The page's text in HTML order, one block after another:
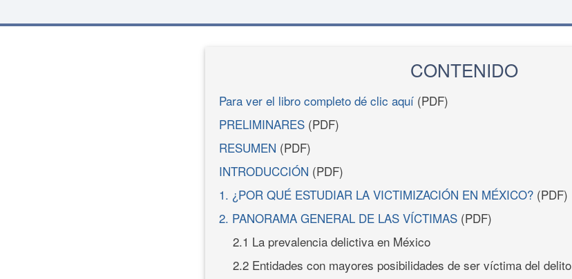
CONTENIDO
Para ver el libro completo dé clic aquí (PDF)
PRELIMINARES (PDF)
RESUMEN (PDF)
INTRODUCCIÓN (PDF)
1. ¿POR QUÉ ESTUDIAR LA VICTIMIZACIÓN EN MÉXICO? (PDF)
2. PANORAMA GENERAL DE LAS VÍCTIMAS (PDF)
2.1 La prevalencia delictiva en México
2.2 Entidades con mayores posibilidades de ser víctima del delito